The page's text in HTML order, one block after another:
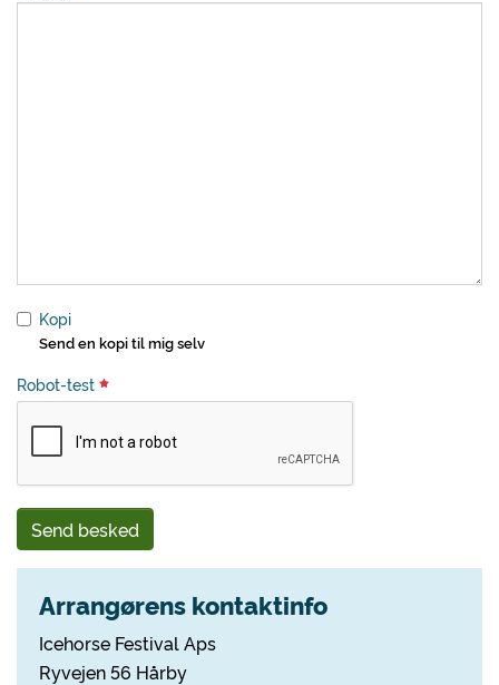
Kopi
Send en kopi til mig selv
Robot-test
Send besked
Arrangørens kontaktinfo
Icehorse Festival Aps
Ryvejen 56 Hårby